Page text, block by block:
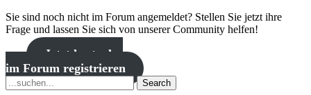
Sie sind noch nicht im Forum angemeldet? Stellen Sie jetzt ihre
Frage und lassen Sie sich von unserer Community helfen!
Jetzt kostenlos
im Forum registrieren
Search